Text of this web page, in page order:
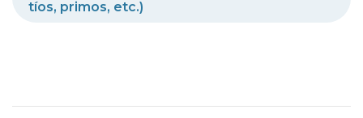
tíos, primos, etc.)